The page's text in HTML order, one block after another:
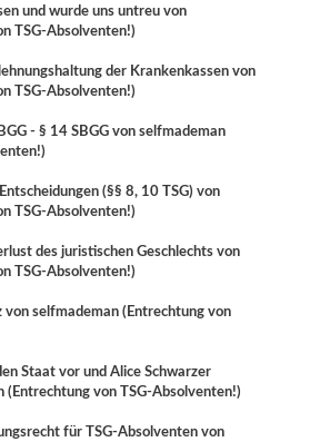
und wurde uns untreu von
TSG-Absolventen!)
der Krankenkassen von
TSG-Absolventen!)
- § 14 SBGG von selfmademan
)
(§§ 8, 10 TSG) von
TSG-Absolventen!)
des juristischen Geschlechts von
TSG-Absolventen!)
von selfmademan ( Entrechtung von
Staat vor und Alice Schwarzer
( Entrechtung von TSG-Absolventen!)
für TSG-Absolventen von